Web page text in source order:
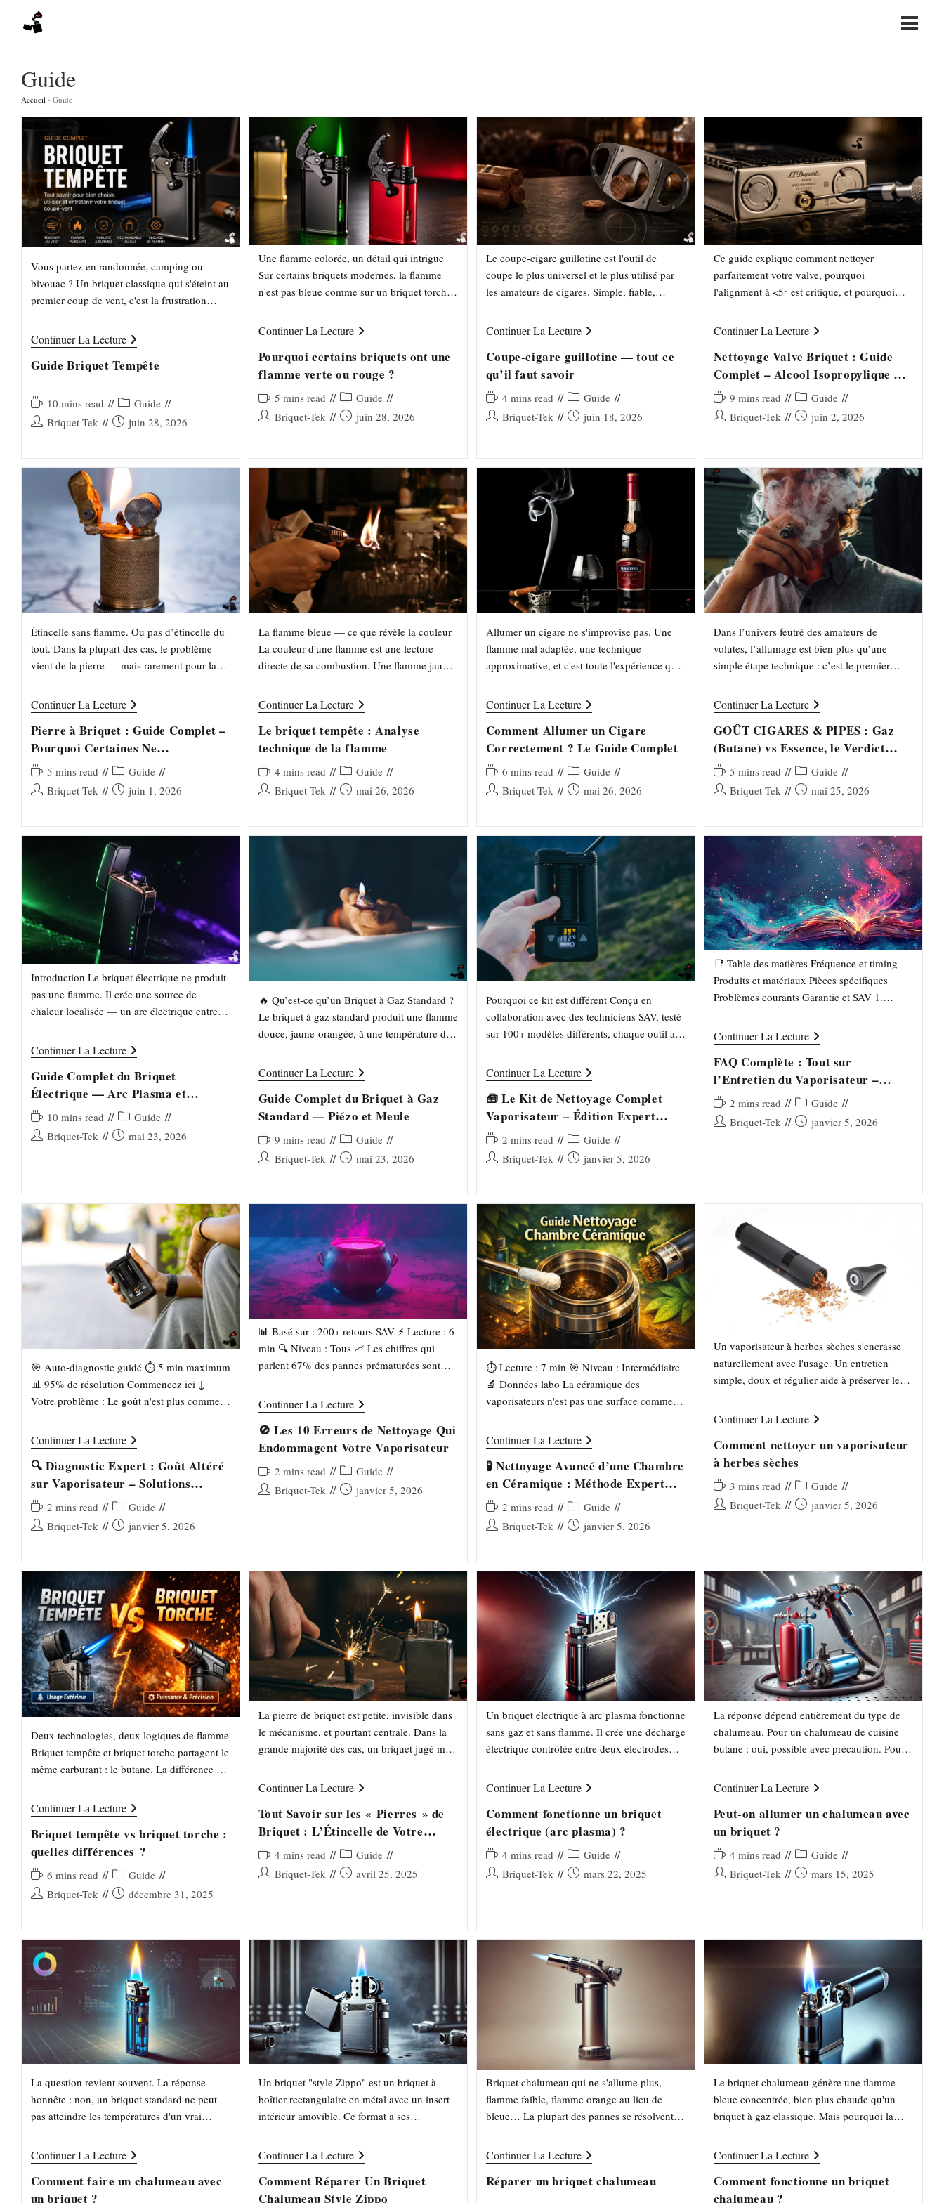
Main
Guide
Accueil - Guide
Vous partez en randonnée, camping ou
bivouac ? Un briquet classique qui s'éteint au
premier coup de vent, c'est la frustration
problème. Conçu pour…
Continuer La LectureGuide
Briquet
Tempête
Guide Briquet Tempête
Temps
de
10 mins read
Post
category:
Guide
Auteur/autrice
publication :
Briquet-Tek
Publication
juin 28, 2026
Une flamme colorée, un détail qui intrigue
Sur certains briquets modernes, la flamme
n'est pas bleue comme sur un briquet torche
parfois orangée ou…
Continuer La LecturePourquoi
Certains
Briquets
Ont
Une
Flamme
Verte
Rouge
Pourquoi certains briquets ont une
flamme verte ou rouge ?
Temps
de
5 mins read
Post
category:
Guide
Auteur/autrice
publication :
Briquet-Tek
Publication
juin 28, 2026
Le coupe-cigare guillotine est l'outil de
coupe le plus universel et le plus utilisé par
les amateurs de cigares. Simple, fiable,
— voici…
Continuer La LectureCoupe-
Cigare
Guillotine
—
Qu’il
Savoir
Coupe-cigare guillotine — tout ce
qu’il faut savoir
Temps
de
4 mins read
Post
category:
Guide
Auteur/autrice
publication :
Briquet-Tek
Publication
juin 18, 2026
Ce guide explique comment nettoyer
parfaitement votre valve, pourquoi
l'alignment à <5° est critique, et pourquoi
Qu'est-ce qu'une Valve de Briquet ? La…
Continuer La LectureNettoyage
Valve
Briquet
:
Guide
Complet
–
Isopropylique
Nettoyage Valve Briquet : Guide
Complet – Alcool Isopropylique &
Alignement Parfait
Temps
de
9 mins read
Post
category:
Guide
Auteur/autrice
publication :
Briquet-Tek
Publication
juin 2, 2026
Étincelle sans flamme. Ou pas d’étincelle du
tout. Dans la plupart des cas, le problème
vient de la pierre — mais rarement pour la
compatibilité…
Continuer La LecturePierre
À
Briquet
:
Guide
–
Certaines
Pas
Pierre à Briquet : Guide Complet –
Pourquoi Certaines Ne
Fonctionnent Pas
Temps
de
lecture :
5 mins read
Post
category:
Guide
Auteur/autrice
publication :
Briquet-Tek
Publication
juin 1, 2026
La flamme bleue — ce que révèle la couleur
La couleur d'une flamme est une lecture
directe de sa combustion. Une flamme jaune-
non brûlées…
Continuer La LectureLe
Briquet
Tempête
:
Analyse
De
Flamme
Le briquet tempête : Analyse
technique de la flamme
Temps
de
lecture :
4 mins read
Post
category:
Guide
Auteur/autrice
publication :
Briquet-Tek
Publication
mai 26, 2026
Allumer un cigare ne s'improvise pas. Une
flamme mal adaptée, une technique
approximative, et c'est toute l'expérience qui
amertume, arômes altérés. Ce guide
couvre…
Continuer La LectureComment
Allumer
Cigare
Correctement
Le
Complet
Comment Allumer un Cigare
Correctement ? Le Guide Complet
Temps
de
lecture :
6 mins read
Post
category:
Guide
Auteur/autrice
publication :
Briquet-Tek
Publication
mai 26, 2026
Dans l’univers feutré des amateurs de
volutes, l’allumage est bien plus qu’une
simple étape technique : c’est le premier
conditionne l'intégralité de…
Continuer La LectureGOÛT
CIGARES
&
PIPES
:
(Butane)
Essence,
Définitif
GOÛT CIGARES & PIPES : Gaz
(Butane) vs Essence, le Verdict
Définitif
Temps
de
lecture :
5 mins read
Post
category:
Guide
Auteur/autrice
publication :
Briquet-Tek
Publication
mai 25, 2026
Introduction Le briquet électrique ne produit
pas une flamme. Il crée une source de
chaleur localisée — un arc électrique entre
— capable d'allumer…
Continuer La LectureGuide
Complet
Du
Briquet
Électrique
Arc
Et
Guide Complet du Briquet
Électrique — Arc Plasma et
Filament Tungstène
Temps
de
lecture :
10 mins read
Post
category:
Guide
Auteur/autrice
Briquet-Tek
Publication
mai 23, 2026
🔥 Qu’est-ce qu’un Briquet à Gaz Standard ?
Le briquet à gaz standard produit une flamme
douce, jaune-orangée, à une température de
butane…
Continuer La LectureGuide
Complet
Du
Briquet
À
Standard
Piézo
Guide Complet du Briquet à Gaz
Standard — Piézo et Meule
Temps
de
lecture :
9 mins read
Post
category:
Guide
Auteur/autrice
publication :
Briquet-Tek
Publication
mai 23, 2026
Pourquoi ce kit est différent Conçu en
collaboration avec des techniciens SAV, testé
sur 100+ modèles différents, chaque outil a
Testé labo 🔬…
Continuer La Lecture🧰
Le
De
Nettoyage
Vaporisateur
Édition
Tek
🧰 Le Kit de Nettoyage Complet
Vaporisateur – Édition Expert
Briquet-Tek
Temps
de
lecture :
2 mins read
Post
category:
Guide
Auteur/autrice
publication :
Briquet-Tek
Publication
janvier 5, 2026
📑 Table des matières Fréquence et timing
Produits et matériaux Pièces spécifiques
Problèmes courants Garantie et SAV 1.
dois-je vraiment nettoyer mon…
Continuer La LectureFAQ
Complète
:
Tout
Sur
L’Entretien
Du
–
FAQ Complète : Tout sur
l’Entretien du Vaporisateur –
Briquet-Tek
Temps
de
2 mins read
Post
category:
Guide
Auteur/autrice
Briquet-Tek
Publication
janvier 5, 2026
🎯 Auto-diagnostic guidé ⏱️ 5 min maximum
📊 95% de résolution Commencez ici ↓
Votre problème : Le goût n'est plus comme
Question…
Continuer La Lecture🔍
Diagnostic
Expert
:
Goût
Sur
–
Tek
🔍 Diagnostic Expert : Goût Altéré
sur Vaporisateur – Solutions
Briquet-Tek
Temps
de
2 mins read
Post
category:
Guide
Auteur/autrice
publication :
Briquet-Tek
Publication
janvier 5, 2026
📊 Basé sur : 200+ retours SAV ⚡ Lecture : 6
min 🔍 Niveau : Tous 📈 Les chiffres qui
parlent 67% des pannes prématurées sont
Continuer La Lecture🚫
Les
Erreurs
De
Nettoyage
Qui
Votre
🚫 Les 10 Erreurs de Nettoyage Qui
Endommagent Votre Vaporisateur
Temps
de
lecture :
2 mins read
Post
category:
Guide
Auteur/autrice
Briquet-Tek
Publication
janvier 5, 2026
⏱️ Lecture : 7 min 🎯 Niveau : Intermédiaire
🔬 Données labo La céramique des
vaporisateurs n'est pas une surface comme
terpènes et huiles…
Continuer La Lecture🧪
Nettoyage
Avancé
D’une
Chambre
Céramique
Méthode
Tek
🧪 Nettoyage Avancé d’une Chambre
en Céramique : Méthode Expert
Briquet-Tek
Temps
de
2 mins read
Post
category:
Guide
Auteur/autrice
publication :
Briquet-Tek
Publication
janvier 5, 2026
Un vaporisateur à herbes sèches s'encrasse
naturellement avec l'usage. Un entretien
simple, doux et régulier aide à préserver le
stabilité de chauffe, sans…
Continuer La LectureComment
Nettoyer
Vaporisateur
Sèches
Comment nettoyer un vaporisateur
à herbes sèches
Temps
de
3 mins read
Post
category:
Guide
Auteur/autrice
Briquet-Tek
Publication
janvier 5, 2026
Deux technologies, deux logiques de flamme
Briquet tempête et briquet torche partagent le
même carburant : le butane. La différence est
gaz…
Continuer La LectureBriquet
Tempête
Briquet
Torche
Quelles
Briquet tempête vs briquet torche :
quelles différences ?
Temps
de
lecture :
6 mins read
Post
category:
Guide
Auteur/autrice
publication :
Briquet-Tek
Publication
décembre 31, 2025
La pierre de briquet est petite, invisible dans
le mécanisme, et pourtant centrale. Dans la
grande majorité des cas, un briquet jugé mort
pierre…
Continuer La LectureTout
Savoir
Les
« Pierres »
Briquet
L’Étincelle
Tout Savoir sur les « Pierres » de
Briquet : L’Étincelle de Votre
Flamme
Temps
de
lecture :
4 mins read
Post
category:
Guide
Auteur/autrice
Briquet-Tek
Publication
avril 25, 2025
Un briquet électrique à arc plasma fonctionne
sans gaz et sans flamme. Il crée une décharge
électrique contrôlée entre deux électrodes
vent. Ici, on…
Continuer La LectureComment
Fonctionne
Briquet
Électrique
Plasma)
Comment fonctionne un briquet
électrique (arc plasma) ?
Temps
de
lecture :
4 mins read
Post
category:
Guide
Auteur/autrice
Briquet-Tek
Publication
mars 22, 2025
La réponse dépend entièrement du type de
chalumeau. Pour un chalumeau de cuisine
butane : oui, possible avec précaution. Pour
Pour un chalumeau…
Continuer La LecturePeut-
On
Allumer
Un
Un
?
Peut-on allumer un chalumeau avec
un briquet ?
Temps
de
lecture :
4 mins read
Post
category:
Guide
Auteur/autrice
Briquet-Tek
Publication
mars 15, 2025
La question revient souvent. La réponse
honnête : non, un briquet standard ne peut
pas atteindre les températures d'un vrai
ce que les modifications font…
Continuer La LectureComment
Faire
Chalumeau
Comment faire un chalumeau avec
un briquet ?
Un briquet "style Zippo" est un briquet à
boîtier rectangulaire en métal avec un insert
intérieur amovible. Ce format a ses
l'ajustement de l'électrode, le…
Continuer La LectureComment
Réparer
Un
Briquet
Chalumeau
Comment Réparer Un Briquet
Chalumeau Style Zippo
Briquet chalumeau qui ne s'allume plus,
flamme faible, flamme orange au lieu de
bleue… La plupart des pannes se résolvent
couvre…
Continuer La LectureRéparer
Un
Briquet
Chalumeau
Réparer un briquet chalumeau
Le briquet chalumeau génère une flamme
bleue concentrée, bien plus chaude qu'un
briquet à gaz classique. Mais pourquoi la
au vent ? Comment choisir…
Continuer La LectureComment
Fonctionne
Briquet
Comment fonctionne un briquet
chalumeau ?